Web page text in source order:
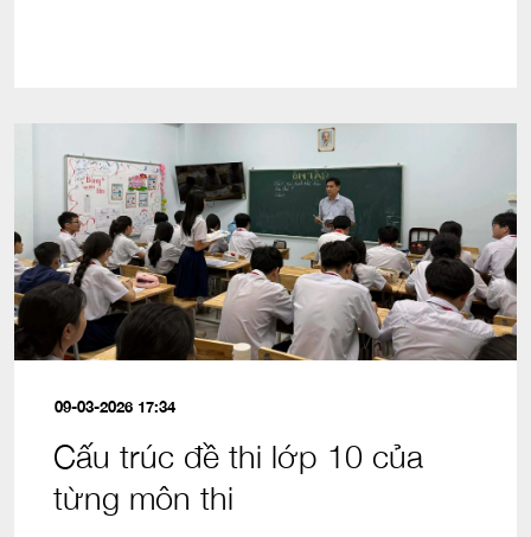
09-03-2026 17:34
Cấu trúc đề thi lớp 10 của
từng môn thi